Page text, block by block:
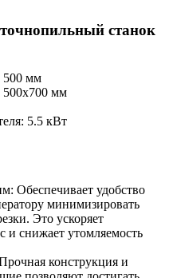
станок
500 мм
500х700 мм
5.5 кВт
Обеспечивает удобство
минимизировать
Это ускоряет
и снижает утомляемость
конструкция и